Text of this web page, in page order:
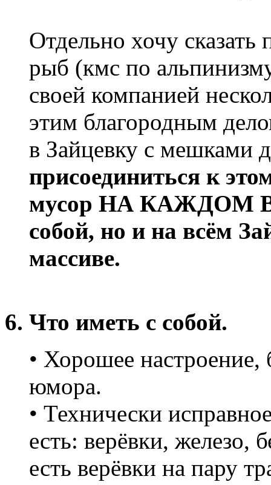
Отдельно хочу
рыб (кмс по
своей компанией
этим благородным
в Зайцевку с мешками
присоединиться к
мусор НА КАЖДОМ
собой, но и на всём
массиве.
6. Что иметь с собой.
• Хорошее настроение,
юмора.
• Технически
есть: верёвки, железо,
есть верёвки на пару